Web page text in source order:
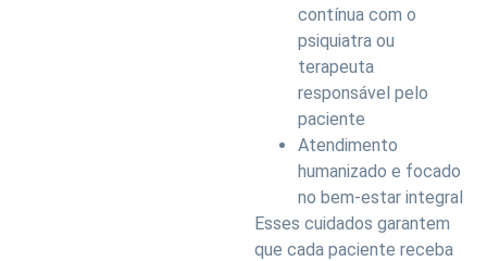
contínua com o
psiquiatra ou
terapeuta
responsável pelo
paciente
Atendimento
humanizado e focado
no bem-estar integral
Esses cuidados garantem
que cada paciente receba